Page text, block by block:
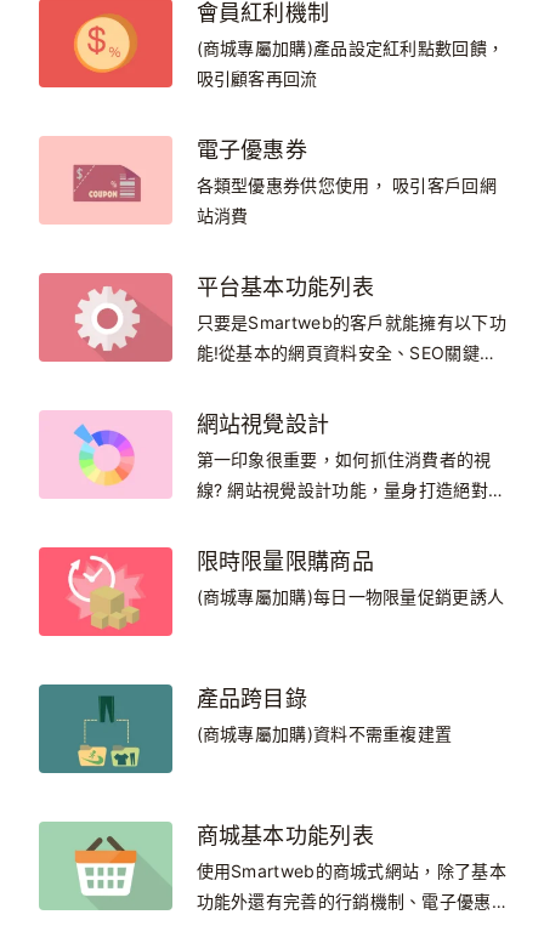
會員紅利機制
(商城專屬加購)產品設定紅利點數回饋，
吸引顧客再回流
電子優惠券
各類型優惠券供您使用， 吸引客戶回網
站消費
平台基本功能列表
只要是Smartweb的客戶就能擁有以下功
能!從基本的網頁資料安全、SEO關鍵字
能，利用所見即所得的編輯器自己輕鬆編
網站視覺設計
第一印象很重要，如何抓住消費者的視
線? 網站視覺設計功能，量身打造絕對專
限時限量限購商品
(商城專屬加購)每日一物限量促銷更誘人
產品跨目錄
(商城專屬加購)資料不需重複建置
商城基本功能列表
使用Smartweb的商城式網站，除了基本
功能外還有完善的行銷機制、電子優惠